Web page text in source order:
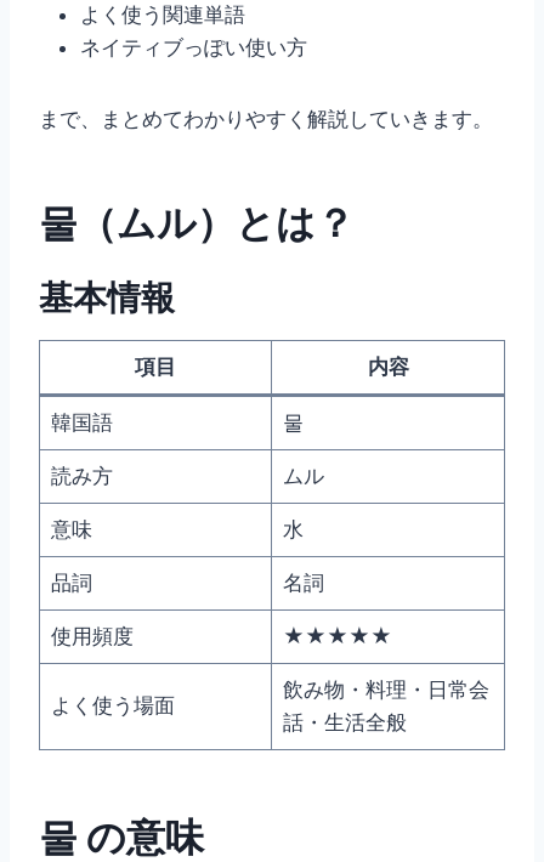
よく使う関連単語
ネイティブっぽい使い方
まで、まとめてわかりやすく解説していきます。
물（ムル）とは？
基本情報
項目 内容
韓国語 물
読み方 ムル
意味 水
品詞 名詞
使用頻度 ★★★★★
よく使う場面
飲み物・料理・日常会
話・生活全般
물 の意味